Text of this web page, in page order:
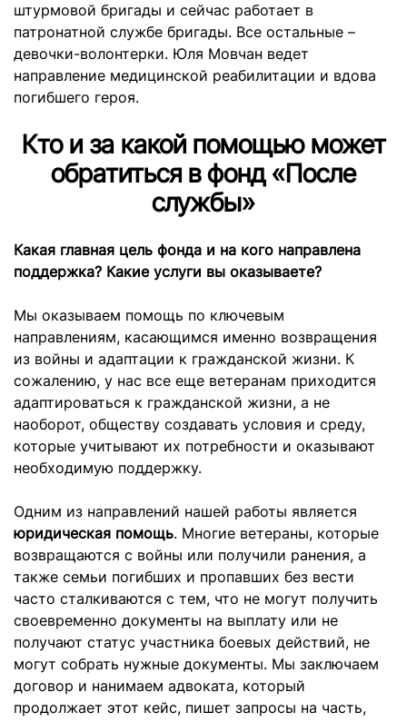
штурмовой бригады и сейчас работает в
патронатной службе бригады. Все остальные –
девочки-волонтерки. Юля Мовчан ведет
направление медицинской реабилитации и вдова
погибшего героя.
Кто и за какой помощью может
обратиться в фонд «После
службы»
Какая главная цель фонда и на кого направлена ​​
поддержка? Какие услуги вы оказываете?
Мы оказываем помощь по ключевым
направлениям, касающимся именно возвращения
из войны и адаптации к гражданской жизни. К
сожалению, у нас все еще ветеранам приходится
адаптироваться к гражданской жизни, а не
наоборот, обществу создавать условия и среду,
которые учитывают их потребности и оказывают
необходимую поддержку.
Одним из направлений нашей работы является
юридическая помощь. Многие ветераны, которые
возвращаются с войны или получили ранения, а
также семьи погибших и пропавших без вести
часто сталкиваются с тем, что не могут получить
своевременно документы на выплату или не
получают статус участника боевых действий, не
могут собрать нужные документы. Мы заключаем
договор и нанимаем адвоката, который
продолжает этот кейс, пишет запросы на часть,